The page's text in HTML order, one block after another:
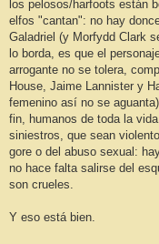
los pelosos/harfoots están
elfos "cantan": no hay
Galadriel (y Morfydd Clark
lo borda, es que el
arrogante no se tolera,
House, Jaime Lannister y
femenino así no se
fin, humanos de toda la
siniestros, que sean
gore o del abuso sexual:
no hace falta salirse del
son crueles.
Y eso está bien.